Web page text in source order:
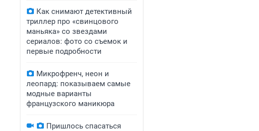
Как снимают детективный
триллер про «свинцового
маньяка» со звездами
сериалов: фото со съемок и
первые подробности
Микрофренч, неон и
леопард: показываем самые
модные варианты
французского маникюра
Пришлось спасаться